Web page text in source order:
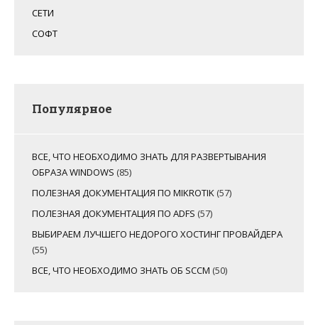
СЕТИ
СОФТ
Популярное
ВСЕ, ЧТО НЕОБХОДИМО ЗНАТЬ ДЛЯ РАЗВЕРТЫВАНИЯ
ОБРАЗА WINDOWS (85)
ПОЛЕЗНАЯ ДОКУМЕНТАЦИЯ ПО MIKROTIK (57)
ПОЛЕЗНАЯ ДОКУМЕНТАЦИЯ ПО ADFS (57)
ВЫБИРАЕМ ЛУЧШЕГО НЕДОРОГО ХОСТИНГ ПРОВАЙДЕРА
(55)
ВСЕ, ЧТО НЕОБХОДИМО ЗНАТЬ ОБ SCCM (50)